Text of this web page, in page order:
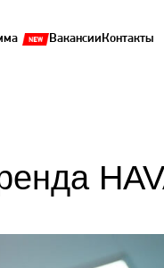
ВакансииКонтакты